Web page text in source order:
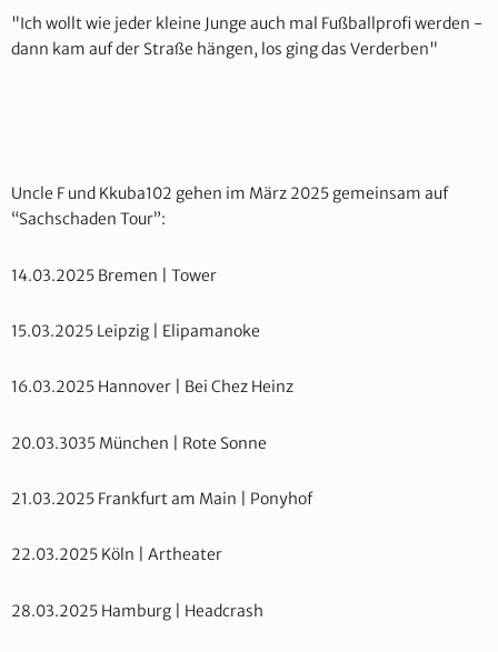
"Ich wollt wie jeder kleine Junge auch mal Fußballprofi werden -
dann kam auf der Straße hängen, los ging das Verderben"
Uncle F und Kkuba102 gehen im März 2025 gemeinsam auf
“Sachschaden Tour”:
14.03.2025 Bremen | Tower
15.03.2025 Leipzig | Elipamanoke
16.03.2025 Hannover | Bei Chez Heinz
20.03.3035 München | Rote Sonne
21.03.2025 Frankfurt am Main | Ponyhof
22.03.2025 Köln | Artheater
28.03.2025 Hamburg | Headcrash